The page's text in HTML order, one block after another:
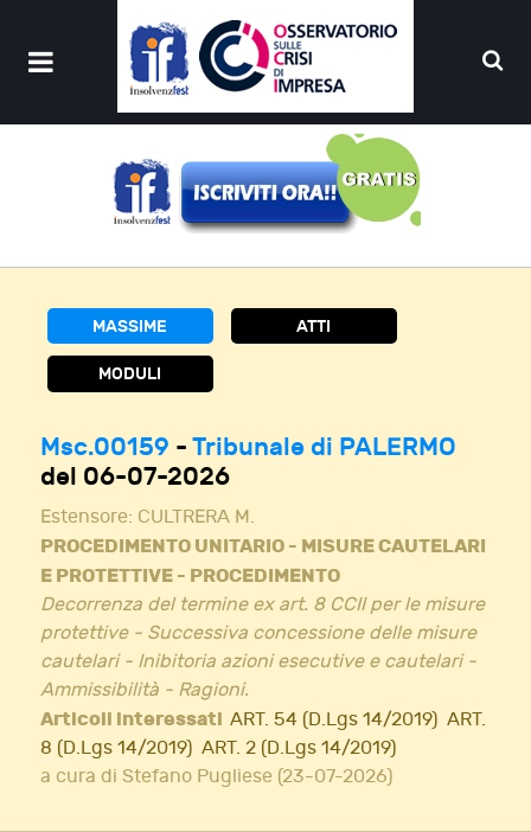
MASSIME ATTI
MODULI
Msc.00159 - Tribunale di PALERMO
del 06-07-2026
Estensore: CULTRERA M.
PROCEDIMENTO UNITARIO - MISURE CAUTELARI
E PROTETTIVE - PROCEDIMENTO
Decorrenza del termine ex art. 8 CCII per le misure
protettive - Successiva concessione delle misure
cautelari - Inibitoria azioni esecutive e cautelari -
Ammissibilità - Ragioni.
Articoli interessati ART. 54 (D.Lgs 14/2019) ART.
8 (D.Lgs 14/2019) ART. 2 (D.Lgs 14/2019)
a cura di Stefano Pugliese (23-07-2026)